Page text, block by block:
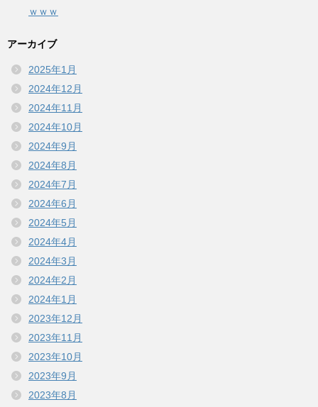
ｗｗｗ
アーカイブ
2025年1月
2024年12月
2024年11月
2024年10月
2024年9月
2024年8月
2024年7月
2024年6月
2024年5月
2024年4月
2024年3月
2024年2月
2024年1月
2023年12月
2023年11月
2023年10月
2023年9月
2023年8月